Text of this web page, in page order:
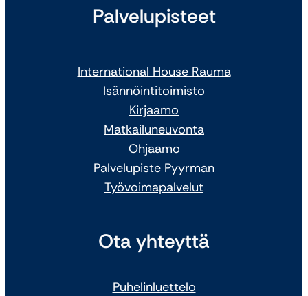
Palvelupisteet
International House Rauma
Isännöintitoimisto
Kirjaamo
Matkailuneuvonta
Ohjaamo
Palvelupiste Pyyrman
Työvoimapalvelut
Ota yhteyttä
Puhelinluettelo